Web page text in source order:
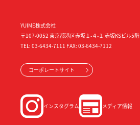
YUIME株式会社
〒107-0052 東京都港区赤坂１-４-１ 赤坂KSビル5階
TEL: 03-6434-7111 FAX: 03-6434-7112
コーポレートサイト
インスタグラム メディア情報